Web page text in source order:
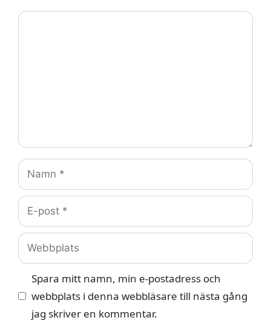
Kommentar
Namn
E-
post
Webbplats
Spara mitt namn, min e-postadress och
webbplats i denna webbläsare till nästa gång
jag skriver en kommentar.